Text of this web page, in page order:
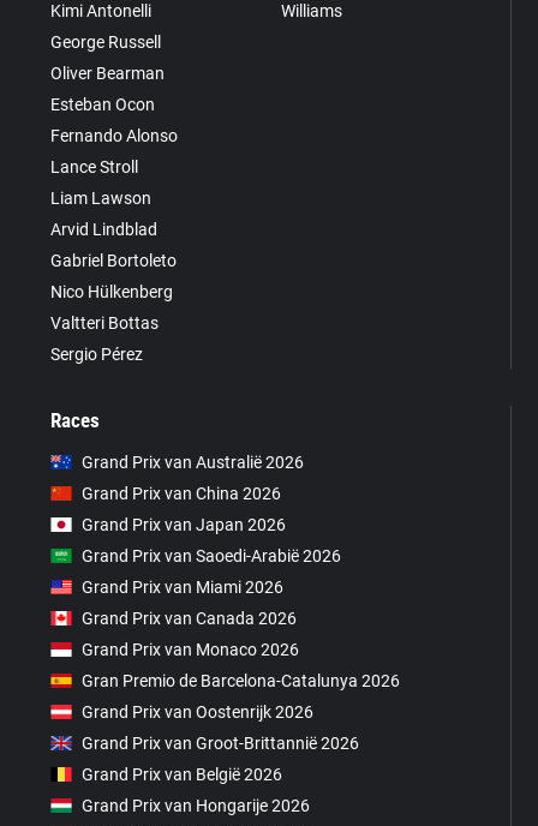
Kimi Antonelli
George Russell
Oliver Bearman
Esteban Ocon
Fernando Alonso
Lance Stroll
Liam Lawson
Arvid Lindblad
Gabriel Bortoleto
Nico Hülkenberg
Valtteri Bottas
Sergio Pérez
Williams
Races
Grand Prix van Australië 2026
Grand Prix van China 2026
Grand Prix van Japan 2026
Grand Prix van Saoedi-Arabië 2026
Grand Prix van Miami 2026
Grand Prix van Canada 2026
Grand Prix van Monaco 2026
Gran Premio de Barcelona-Catalunya 2026
Grand Prix van Oostenrijk 2026
Grand Prix van Groot-Brittannië 2026
Grand Prix van België 2026
Grand Prix van Hongarije 2026